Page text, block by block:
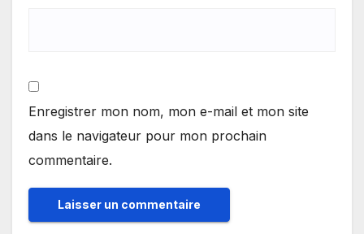
Enregistrer mon nom, mon e-mail et mon site
dans le navigateur pour mon prochain
commentaire.